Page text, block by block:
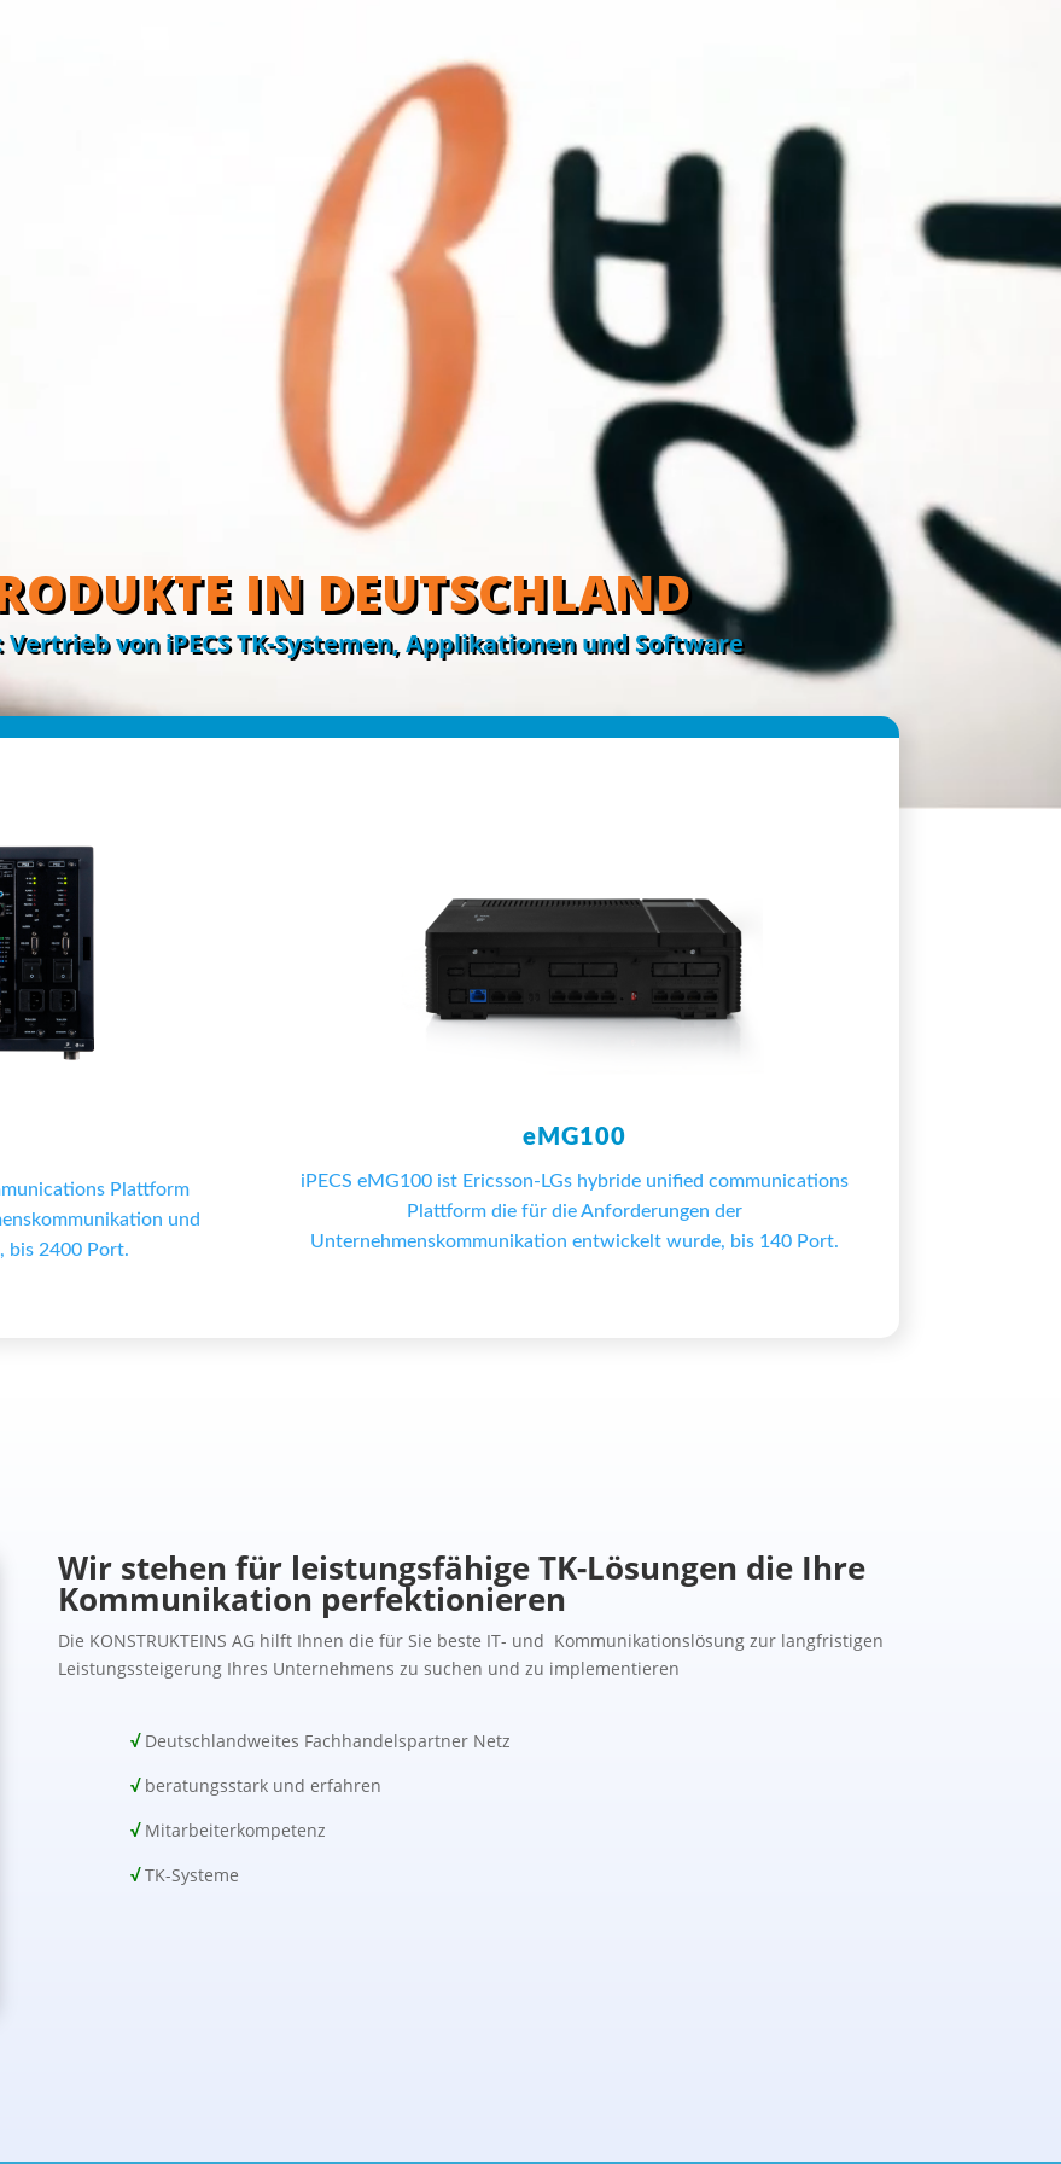
IN DEUTSCHLAND
Vertrieb von iPECS TK-Systemen, Applikationen und Software
Plattform
und
bis 2400 Port.
eMG100
iPECS eMG100 ist Ericsson-LGs hybride unified communications
Plattform die für die Anforderungen der
Unternehmenskommunikation entwickelt wurde, bis 140 Port.
Wir stehen für leistungsfähige TK-Lösungen die Ihre
Kommunikation perfektionieren
Die KONSTRUKTEINS AG hilft Ihnen die für Sie beste IT- und Kommunikationslösung zur langfristigen
Leistungssteigerung Ihres Unternehmens zu suchen und zu implementieren
√Deutschlandweites Fachhandelspartner Netz
√beratungsstark und erfahren
√Mitarbeiterkompetenz
√TK-Systeme